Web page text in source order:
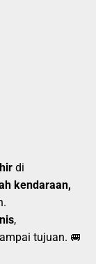
di
kendaraan,
,
tujuan. 🚐